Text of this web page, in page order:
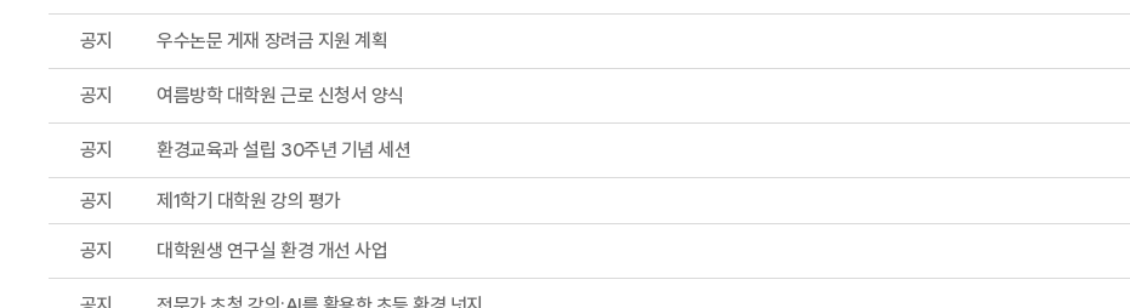
공지 우수논문 게재 장려금 지원 계획
공지 여름방학 대학원 근로 신청서 양식
공지 환경교육과 설립 30주년 기념 세션
공지 제1학기 대학원 강의 평가
공지 대학원생 연구실 환경 개선 사업